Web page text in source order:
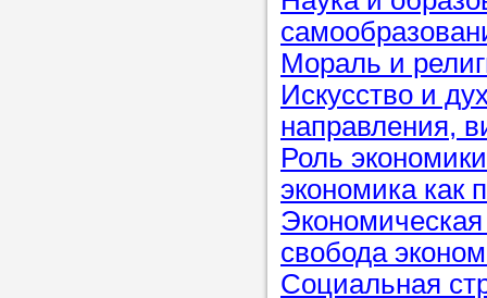
советам,
репетитора
Совет 2.
заявку на
то в поле
укажите как
чтобы мы
самого
Мораль и
Искусство и
направления,
Роль
экономика как
Экономическая
свобода
Социальная